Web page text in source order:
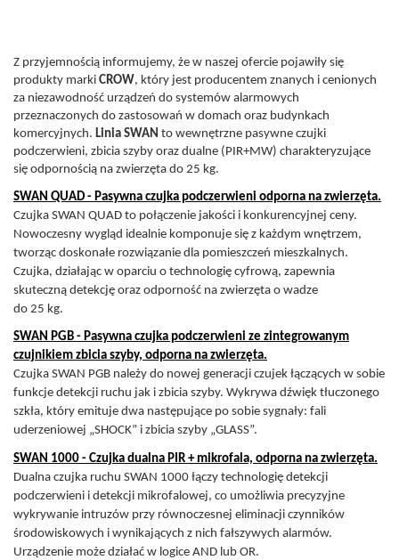
Z przyjemnością informujemy, że w naszej ofercie pojawiły się
produkty marki CROW, który jest producentem znanych i cenionych
za niezawodność urządzeń do systemów alarmowych
przeznaczonych do zastosowań w domach oraz budynkach
komercyjnych. Linia SWAN to wewnętrzne pasywne czujki
podczerwieni, zbicia szyby oraz dualne (PIR+MW) charakteryzujące
się odpornością na zwierzęta do 25 kg.
SWAN QUAD - Pasywna czujka podczerwieni odporna na zwierzęta.
Czujka SWAN QUAD to połączenie jakości i konkurencyjnej ceny.
Nowoczesny wygląd idealnie komponuje się z każdym wnętrzem,
tworząc doskonałe rozwiązanie dla pomieszczeń mieszkalnych.
Czujka, działając w oparciu o technologię cyfrową, zapewnia
skuteczną detekcję oraz odporność na zwierzęta o wadze
do 25 kg.
SWAN PGB - Pasywna czujka podczerwieni ze zintegrowanym
czujnikiem zbicia szyby, odporna na zwierzęta.
Czujka SWAN PGB należy do nowej generacji czujek łączących w sobie
funkcje detekcji ruchu jak i zbicia szyby. Wykrywa dźwięk tłuczonego
szkła, który emituje dwa następujące po sobie sygnały: fali
uderzeniowej „SHOCK” i zbicia szyby „GLASS”.
SWAN 1000 - Czujka dualna PIR + mikrofala, odporna na zwierzęta.
Dualna czujka ruchu SWAN 1000 łączy technologię detekcji
podczerwieni i detekcji mikrofalowej, co umożliwia precyzyjne
wykrywanie intruzów przy równoczesnej eliminacji czynników
środowiskowych i wynikających z nich fałszywych alarmów.
Urządzenie może działać w logice AND lub OR.